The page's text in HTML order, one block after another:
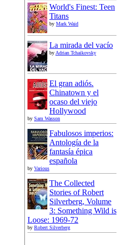
World's Finest: Teen
Titans
by Mark Waid
La mirada del vacío
by Adrian Tchaikovsky
El gran adiós.
Chinatown y el
ocaso del viejo
Hollywood
by Sam Wasson
Fabulosos imperios:
Antología de la
fantasía épica
española
by Various
The Collected
Stories of Robert
Silverberg, Volume
3: Something Wild is
Loose: 1969-72
by Robert Silverberg